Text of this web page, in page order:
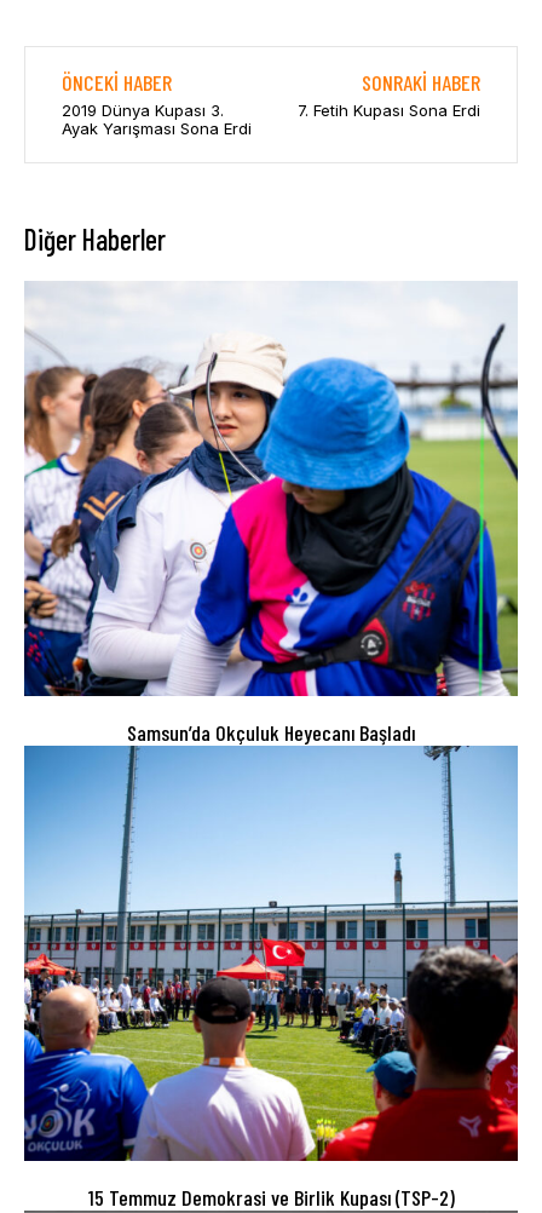
ÖNCEKI HABER
2019 Dünya Kupası 3.
Ayak Yarışması Sona Erdi
SONRAKI HABER
7. Fetih Kupası Sona Erdi
Diğer Haberler
Samsun’da Okçuluk Heyecanı Başladı
15 Temmuz Demokrasi ve Birlik Kupası (TSP-2)